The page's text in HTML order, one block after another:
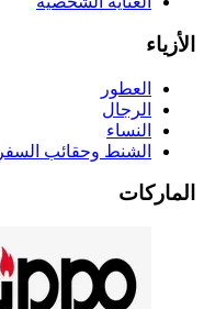
الأزياء
العطور
الرجال
النساء
الشنط وحقائب السفر
الماركات